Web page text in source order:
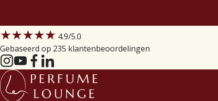
★★★★★ 4.9/5.0
Gebaseerd op 235 klantenbeoordelingen